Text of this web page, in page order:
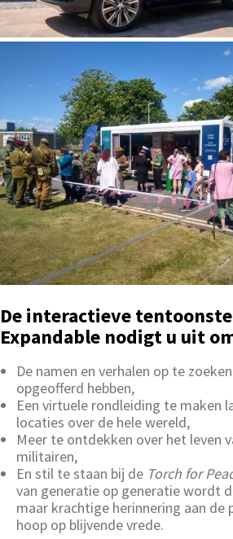
De interactieve
Expandable nodigt u uit
De namen en verhalen op te
opgeofferd hebben,
Een virtuele rondleiding te maken
locaties over de hele wereld,
Meer te ontdekken over het leven
militairen,
En stil te staan bij de Torch for
van generatie op generatie wordt
maar krachtige herinnering aan de
hoop op blijvende vrede.